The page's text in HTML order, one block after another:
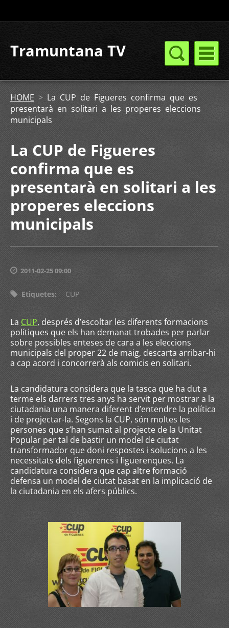
Tramuntana TV
HOME > La CUP de Figueres confirma que es
presentarà en solitari a les properes eleccions
municipals
La CUP de Figueres
confirma que es
presentarà en solitari a les
properes eleccions
municipals
2011-02-25 09:00
Etiquetes: CUP
La CUP, després d’escoltar les diferents formacions
polítiques que els han demanat trobades per parlar
sobre possibles enteses de cara a les eleccions
municipals del proper 22 de maig, descarta arribar-hi
a cap acord i concorrerà als comicis en solitari.
La candidatura considera que la tasca que ha dut a
terme els darrers tres anys ha servit per mostrar a la
ciutadania una manera diferent d’entendre la política
i de projectar-la. Segons la CUP, són moltes les
persones que s’han sumat al projecte de la Unitat
Popular per tal de bastir un model de ciutat
transformador que doni respostes i solucions a les
necessitats dels figuerencs i figuerenques. La
candidatura considera que cap altre formació
defensa un model de ciutat basat en la implicació de
la ciutadania en els afers públics.